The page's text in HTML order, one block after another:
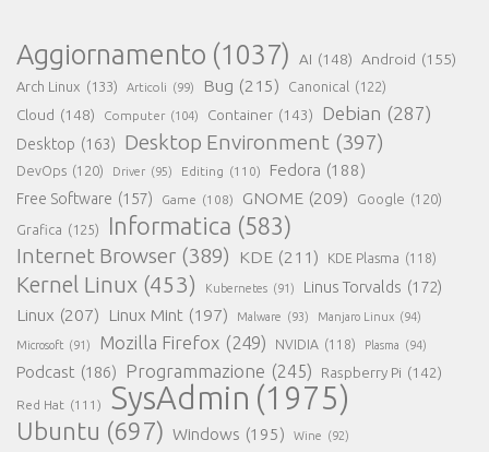
Aggiornamento (1037) AI (148) Android (155)
Arch Linux (133) Articoli (99) Bug (215) Canonical (122)
Cloud (148) Computer (104) Container (143) Debian (287)
Desktop (163) Desktop Environment (397)
DevOps (120) Driver (95) Editing (110) Fedora (188)
Free Software (157) Game (108) GNOME (209) Google (120)
Grafica (125) Informatica (583)
Internet Browser (389) KDE (211) KDE Plasma (118)
Kernel Linux (453) Kubernetes (91) Linus Torvalds (172)
Linux (207) Linux Mint (197) Malware (93) Manjaro Linux (94)
Microsoft (91) Mozilla Firefox (249) NVIDIA (118) Plasma (94)
Podcast (186) Programmazione (245) Raspberry Pi (142)
Red Hat (111) SysAdmin (1975)
Ubuntu (697) Windows (195) Wine (92)